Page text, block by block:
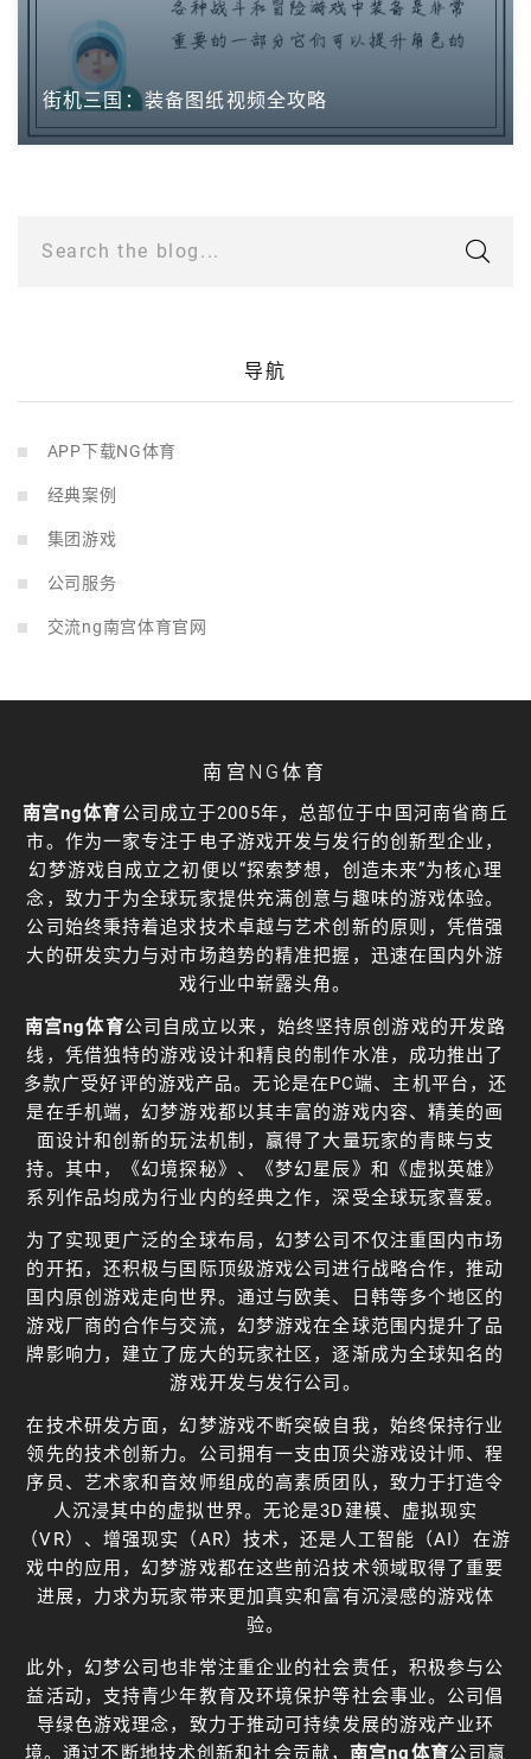
街机三国：装备图纸视频全攻略
Search the blog...
导航
APP下载NG体育
经典案例
集团游戏
公司服务
交流ng南宫体育官网
南宫NG体育
南宫ng体育公司成立于2005年，总部位于中国河南省商丘
市。作为一家专注于电子游戏开发与发行的创新型企业，
幻梦游戏自成立之初便以“探索梦想，创造未来”为核心理
念，致力于为全球玩家提供充满创意与趣味的游戏体验。
公司始终秉持着追求技术卓越与艺术创新的原则，凭借强
大的研发实力与对市场趋势的精准把握，迅速在国内外游
戏行业中崭露头角。
南宫ng体育公司自成立以来，始终坚持原创游戏的开发路
线，凭借独特的游戏设计和精良的制作水准，成功推出了
多款广受好评的游戏产品。无论是在PC端、主机平台，还
是在手机端，幻梦游戏都以其丰富的游戏内容、精美的画
面设计和创新的玩法机制，赢得了大量玩家的青睐与支
持。其中，《幻境探秘》、《梦幻星辰》和《虚拟英雄》
系列作品均成为行业内的经典之作，深受全球玩家喜爱。
为了实现更广泛的全球布局，幻梦公司不仅注重国内市场
的开拓，还积极与国际顶级游戏公司进行战略合作，推动
国内原创游戏走向世界。通过与欧美、日韩等多个地区的
游戏厂商的合作与交流，幻梦游戏在全球范围内提升了品
牌影响力，建立了庞大的玩家社区，逐渐成为全球知名的
游戏开发与发行公司。
在技术研发方面，幻梦游戏不断突破自我，始终保持行业
领先的技术创新力。公司拥有一支由顶尖游戏设计师、程
序员、艺术家和音效师组成的高素质团队，致力于打造令
人沉浸其中的虚拟世界。无论是3D建模、虚拟现实
（VR）、增强现实（AR）技术，还是人工智能（AI）在游
戏中的应用，幻梦游戏都在这些前沿技术领域取得了重要
进展，力求为玩家带来更加真实和富有沉浸感的游戏体
验。
此外，幻梦公司也非常注重企业的社会责任，积极参与公
益活动，支持青少年教育及环境保护等社会事业。公司倡
导绿色游戏理念，致力于推动可持续发展的游戏产业环
境。通过不断地技术创新和社会贡献， 南宫ng体育公司赢